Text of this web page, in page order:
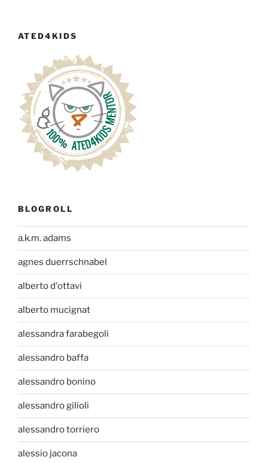
ATED4KIDS
BLOGROLL
a.k.m. adams
agnes duerrschnabel
alberto d'ottavi
alberto mucignat
alessandra farabegoli
alessandro baffa
alessandro bonino
alessandro gilioli
alessandro torriero
alessio jacona